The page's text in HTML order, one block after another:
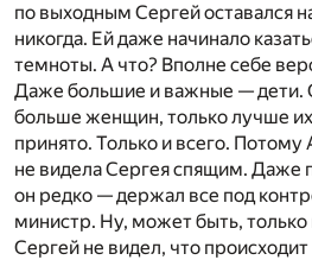
по выходным Сергей оставался
никогда. Ей даже начинало
темноты. А что? Вполне себе
Даже большие и важные — дети.
больше женщин, только лучше
принято. Только и всего. Потому
не видела Сергея спящим. Даже
он редко — держал все под
министр. Ну, может быть,
Сергей не видел, что происходит